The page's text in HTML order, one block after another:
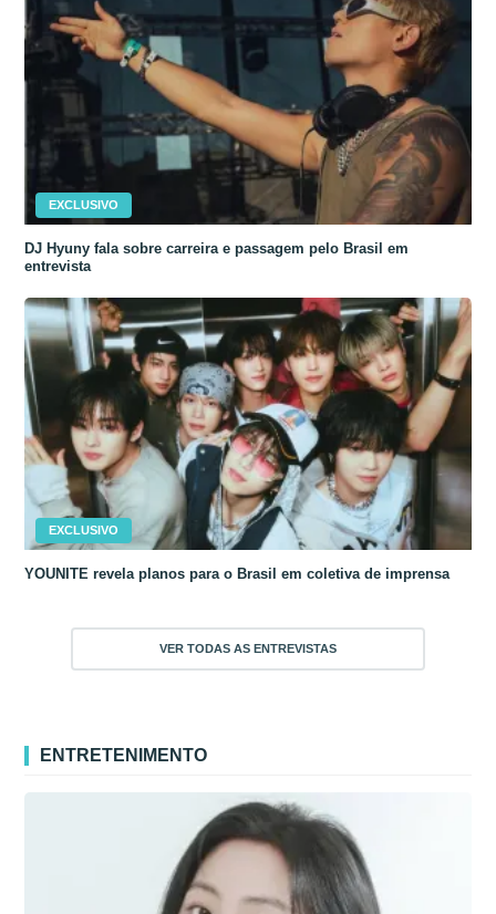
EXCLUSIVO
DJ Hyuny fala sobre carreira e passagem pelo Brasil em
entrevista
EXCLUSIVO
YOUNITE revela planos para o Brasil em coletiva de imprensa
VER TODAS AS ENTREVISTAS
ENTRETENIMENTO